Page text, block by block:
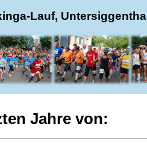
Lauf, Untersiggenthal
Jahre von: